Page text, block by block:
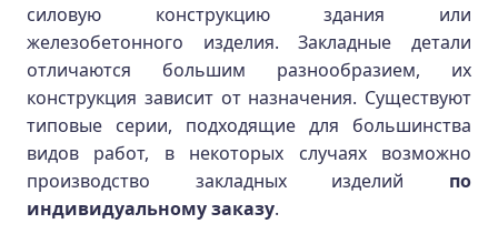
силовую конструкцию здания или
железобетонного изделия. Закладные детали
отличаются большим разнообразием, их
конструкция зависит от назначения. Существуют
типовые серии, подходящие для большинства
видов работ, в некоторых случаях возможно
производство закладных изделий по
индивидуальному заказу.